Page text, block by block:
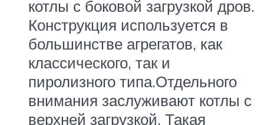
котлы с боковой загрузкой дров.
Конструкция используется в
большинстве агрегатов, как
классического, так и
пиролизного типа.Отдельного
внимания заслуживают котлы с
верхней загрузкой. Такая